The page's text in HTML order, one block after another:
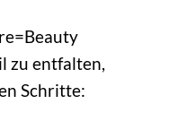
zu entfalten,
Schritte: